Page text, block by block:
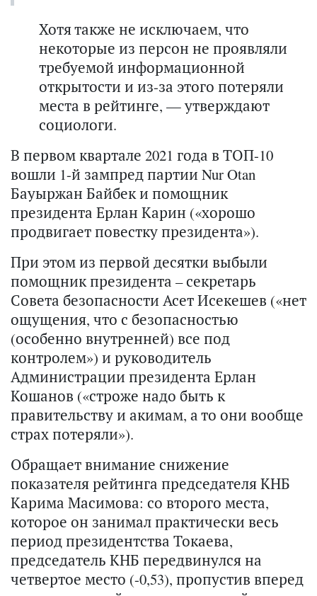
Хотя также не исключаем, что
некоторые из персон не проявляли
требуемой информационной
открытости и из-за этого потеряли
места в рейтинге, — утверждают
социологи.
В первом квартале 2021 года в ТОП-10
вошли 1-й зампред партии Nur Otan
Бауыржан Байбек и помощник
президента Ерлан Карин («хорошо
продвигает повестку президента»).
При этом из первой десятки выбыли
помощник президента – секретарь
Совета безопасности Асет Исекешев («нет
ощущения, что с безопасностью
(особенно внутренней) все под
контролем») и руководитель
Администрации президента Ерлан
Кошанов («строже надо быть к
правительству и акимам, а то они вообще
страх потеряли»).
Обращает внимание снижение
показателя рейтинга председателя КНБ
Карима Масимова: со второго места,
которое он занимал практически весь
период президентства Токаева,
председатель КНБ передвинулся на
четвертое место (-0,53), пропустив вперед